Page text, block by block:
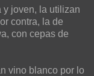
y joven, la utilizan
contra, la de
con cepas de
vino blanco por lo